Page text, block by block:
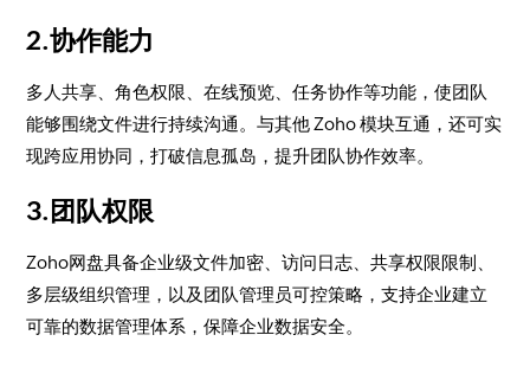
2.协作能力
多人共享、角色权限、在线预览、任务协作等功能，使团队
能够围绕文件进行持续沟通。与其他 Zoho 模块互通，还可实
现跨应用协同，打破信息孤岛，提升团队协作效率。
3.团队权限
Zoho网盘具备企业级文件加密、访问日志、共享权限限制、
多层级组织管理，以及团队管理员可控策略，支持企业建立
可靠的数据管理体系，保障企业数据安全。